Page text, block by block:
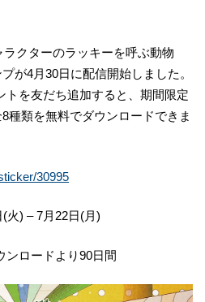
クターのラッキーを呼ぶ動物
が4月30日に配信開始しました。
トを友だち追加すると、期間限定
種類を無料でダウンロードできま
30995
火) – 7月22日(月)
ンロードより90日間